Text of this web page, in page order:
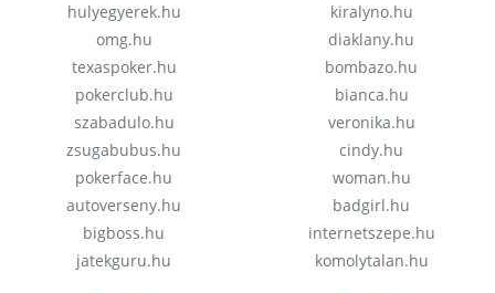
hulyegyerek.hu
omg.hu
texaspoker.hu
pokerclub.hu
szabadulo.hu
zsugabubus.hu
pokerface.hu
autoverseny.hu
bigboss.hu
jatekguru.hu
kiralyno.hu
diaklany.hu
bombazo.hu
bianca.hu
veronika.hu
cindy.hu
woman.hu
badgirl.hu
internetszepe.hu
komolytalan.hu